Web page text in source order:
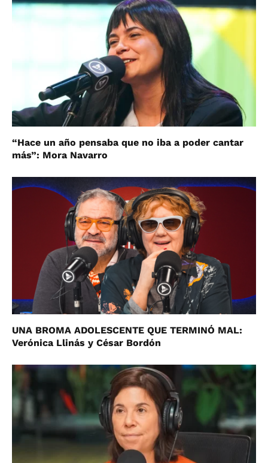
“Hace un año pensaba que no iba a poder cantar
más”: Mora Navarro
UNA BROMA ADOLESCENTE QUE TERMINÓ MAL:
Verónica Llinás y César Bordón